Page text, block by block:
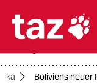

Boliviens neuer